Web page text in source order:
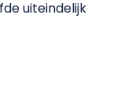
uiteindelijk